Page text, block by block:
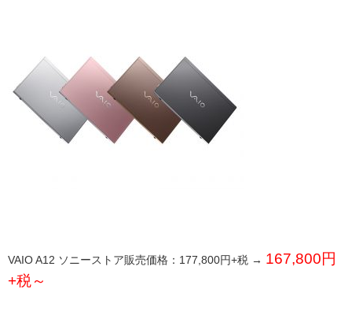
VAIO A12 ソニーストア販売価格：177,800円+税 → 167,800円
+税～